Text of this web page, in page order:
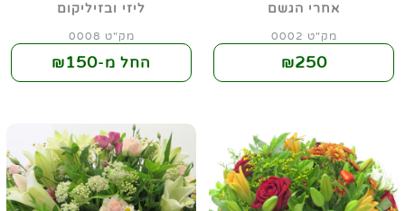
אחרי הגשם
מק"ט 0002
₪250
ליזי ובזיליקום
מק"ט 0008
החל מ-₪150